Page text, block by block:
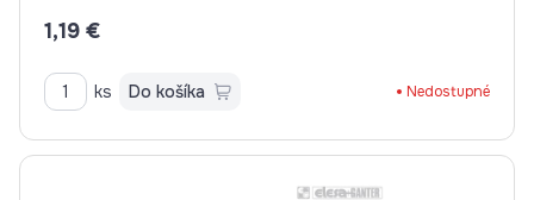
1,19 €
ks Do košíka Nedostupné